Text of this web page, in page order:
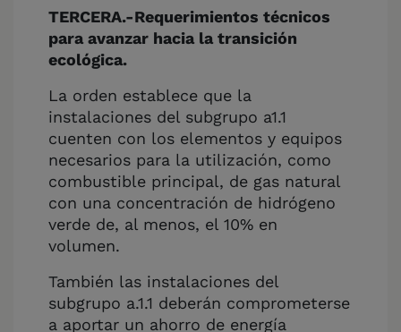
TERCERA.-Requerimientos técnicos
para avanzar hacia la transición
ecológica.
La orden establece que la
instalaciones del subgrupo a1.1
cuenten con los elementos y equipos
necesarios para la utilización, como
combustible principal, de gas natural
con una concentración de hidrógeno
verde de, al menos, el 10% en
volumen.
También las instalaciones del
subgrupo a.1.1 deberán comprometerse
a aportar un ahorro de energía